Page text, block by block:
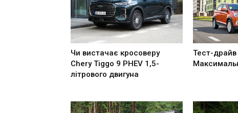
Чи вистачає кросоверу
Chery Tiggo 9 PHEV 1,5-
літрового двигуна
Тест-